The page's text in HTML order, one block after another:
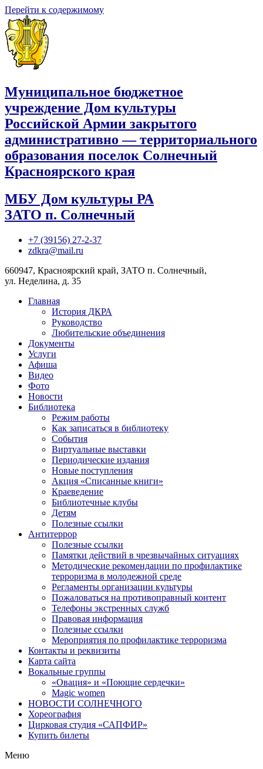
Перейти к содержимому
Муниципальное бюджетное
учреждение Дом культуры
Российской Армии закрытого
административно — территориального
образования поселок Солнечный
Красноярского края
МБУ Дом культуры РА
ЗАТО п. Солнечный
+7 (39156) 27-2-37
zdkra@mail.ru
660947, Красноярский край, ЗАТО п. Солнечный,
ул. Неделина, д. 35
Главная
История ДКРА
Руководство
Любительские объединения
Документы
Услуги
Афиша
Видео
Фото
Новости
Библиотека
Режим работы
Как записаться в библиотеку
События
Виртуальные выставки
Периодические издания
Новые поступления
Акция «Списанные книги»
Краеведение
Библиотечные клубы
Детям
Полезные ссылки
Антитеррор
Полезные ссылки
Памятки действий в чрезвычайных ситуациях
Методические рекомендации по профилактике
терроризма в молодежной среде
Регламенты организации культуры
Пожаловаться на противоправный контент
Телефоны экстренных служб
Правовая информация
Полезные ссылки
Мероприятия по профилактике терроризма
Контакты и реквизиты
Карта сайта
Вокальные группы
«Овация» и «Поющие сердечки»
Magic women
НОВОСТИ СОЛНЕЧНОГО
Хореография
Цирковая студия «САПФИР»
Купить билеты
Меню